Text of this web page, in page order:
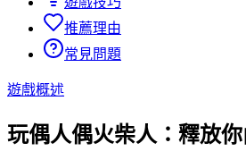
推薦理由
常見問題
遊戲概述
玩偶人偶火柴人：釋放你